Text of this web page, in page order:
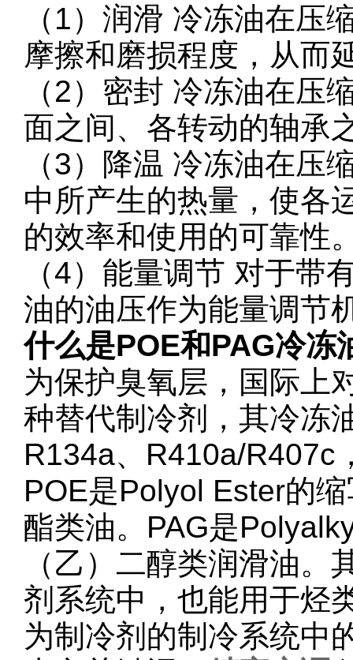
（1）润滑 冷冻油在压
摩擦和磨损程度，从而
（2）密封 冷冻油在压
面之间、各转动的轴承
（3）降温 冷冻油在压
中所产生的热量，使各
的效率和使用的可靠性
（4）能量调节 对于带
油的油压作为能量调节
什么是POE和PAG冷冻
为保护臭氧层，国际上
种替代制冷剂，其冷冻
R134a、R410a/R407c
POE是Polyol Ester的
酯类油。PAG是
（乙）二醇类润滑油
剂系统中，也能用于烃
为制冷剂的制冷系统中